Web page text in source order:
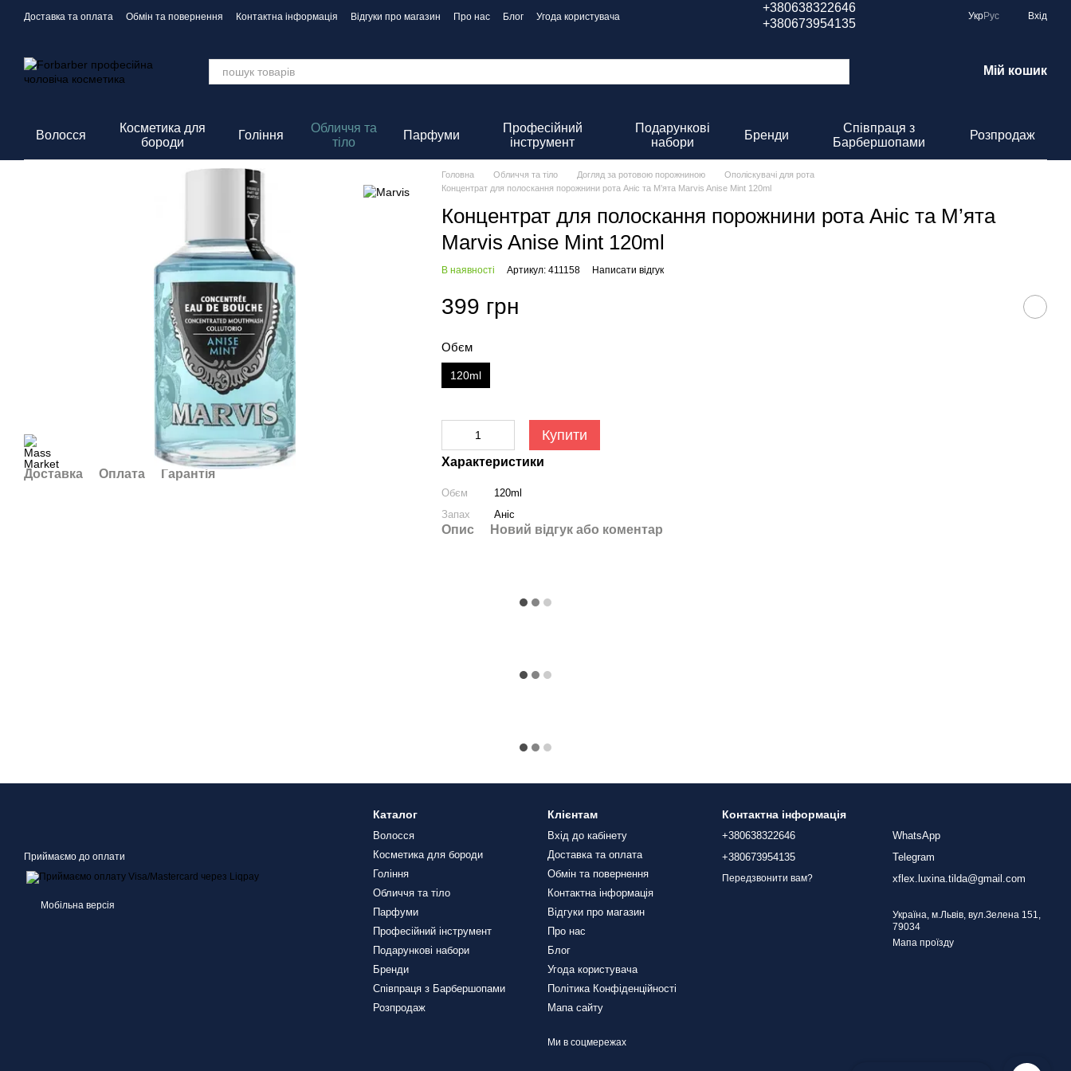
Перейти до основного контенту
Доставка та оплата Обмін та повернення Контактна інформація Відгуки про магазин Про нас Блог
Угода користувача
+380638322646
+380673954135
УкрРус Вхід
Мій кошик
Волосся
Косметика для
бороди
Гоління
Обличчя та
тіло
Парфуми
Професійний
інструмент
Подарункові
набори
Бренди
Співпраця з
Барбершопами
Розпродаж
Доставка Оплата Гарантія
Головна Обличчя та тіло Догляд за ротовою порожниною
Ополіскувачі для рота
Концентрат для полоскання порожнини рота Аніс та М’ята Marvis Anise Mint 120ml
Концентрат для полоскання порожнини рота Аніс та М’ята
Marvis Anise Mint 120ml
В наявності Артикул: 411158 Написати відгук
399 грн
Обєм
120ml
Купити
Характеристики
Обєм
120ml
Запах
Аніс
Опис Новий відгук або коментар
Приймаємо до оплати
Мобільна версія
Каталог
Волосся
Косметика для бороди
Гоління
Обличчя та тіло
Парфуми
Професійний інструмент
Подарункові набори
Бренди
Співпраця з Барбершопами
Розпродаж
Клієнтам
Вхід до кабінету
Доставка та оплата
Обмін та повернення
Контактна інформація
Відгуки про магазин
Про нас
Блог
Угода користувача
Політика Конфіденційності
Мапа сайту
Ми в соцмережах
Контактна інформація
+380638322646
+380673954135
Передзвонити вам?
WhatsApp
Telegram
xflex.luxina.tilda@gmail.com
Україна, м.Львів, вул.Зелена 151,
79034
Мапа проїзду